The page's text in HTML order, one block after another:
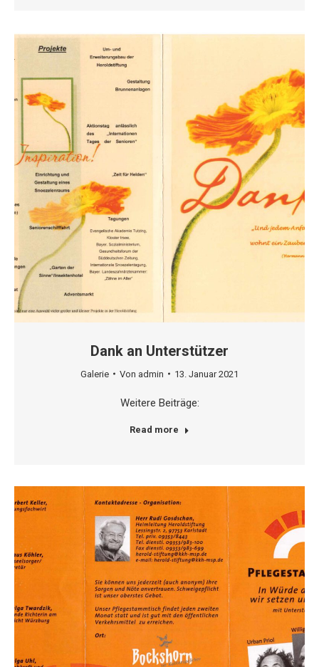
Dank an Unterstützer
Galerie Von admin 13. Januar 2021
Weitere Beiträge:
Read more